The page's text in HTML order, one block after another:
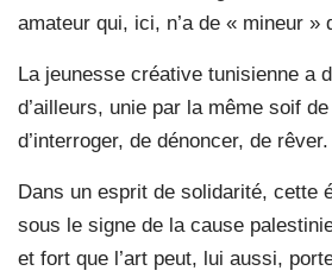
amateur qui, ici, n’a de « mineur »
La jeunesse créative tunisienne a
d’ailleurs, unie par la même soif
d’interroger, de dénoncer, de rêver.
Dans un esprit de solidarité, cette
sous le signe de la cause
et fort que l’art peut, lui aussi,